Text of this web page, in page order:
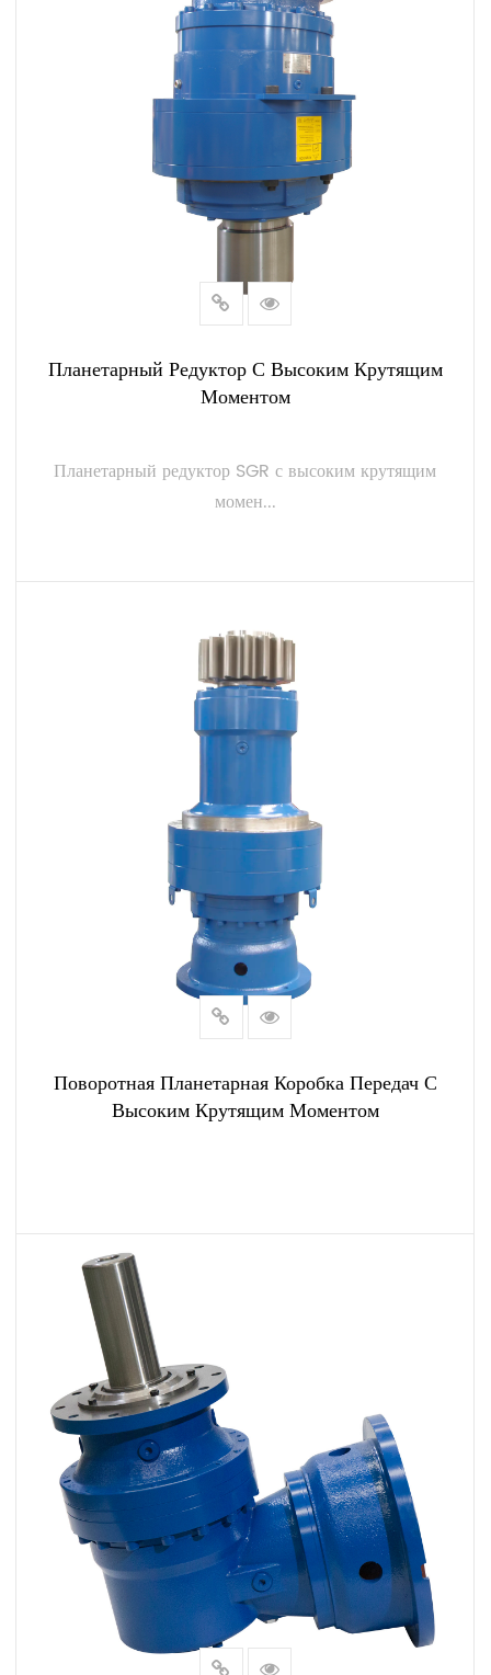
Планетарный Редуктор С Высоким Крутящим
Моментом
Планетарный редуктор SGR с высоким крутящим
момен...
Поворотная Планетарная Коробка Передач С
Высоким Крутящим Моментом